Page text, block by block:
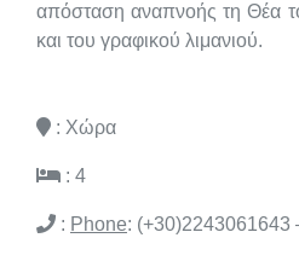
απόσταση αναπνοής τη Θέα
και του γραφικού λιμανιού.
: Χώρα
: 4
: Phone: (+30)2243061643